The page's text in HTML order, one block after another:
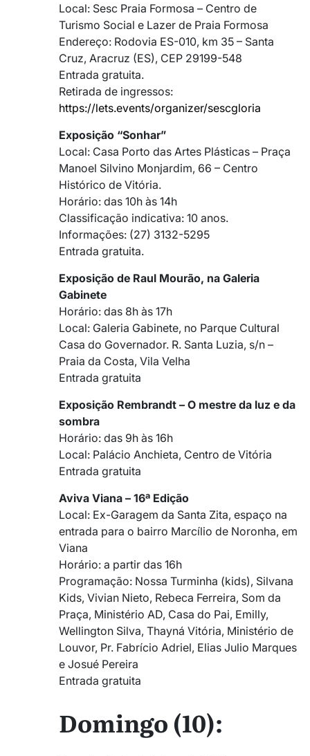
Local: Sesc Praia Formosa – Centro de
Turismo Social e Lazer de Praia Formosa
Endereço: Rodovia ES-010, km 35 – Santa
Cruz, Aracruz (ES), CEP 29199-548
Entrada gratuita.
Retirada de ingressos:
https://lets.events/organizer/sescgloria
Exposição “Sonhar”
Local: Casa Porto das Artes Plásticas – Praça
Manoel Silvino Monjardim, 66 – Centro
Histórico de Vitória.
Horário: das 10h às 14h
Classificação indicativa: 10 anos.
Informações: (27) 3132-5295
Entrada gratuita.
Exposição de Raul Mourão, na Galeria
Gabinete
Horário: das 8h às 17h
Local: Galeria Gabinete, no Parque Cultural
Casa do Governador. R. Santa Luzia, s/n –
Praia da Costa, Vila Velha
Entrada gratuita
Exposição Rembrandt – O mestre da luz e da
sombra
Horário: das 9h às 16h
Local: Palácio Anchieta, Centro de Vitória
Entrada gratuita
Aviva Viana – 16ª Edição
Local: Ex-Garagem da Santa Zita, espaço na
entrada para o bairro Marcílio de Noronha, em
Viana
Horário: a partir das 16h
Programação: Nossa Turminha (kids), Silvana
Kids, Vivian Nieto, Rebeca Ferreira, Som da
Praça, Ministério AD, Casa do Pai, Emilly,
Wellington Silva, Thayná Vitória, Ministério de
Louvor, Pr. Fabrício Adriel, Elias Julio Marques
e Josué Pereira
Entrada gratuita
Domingo (10):